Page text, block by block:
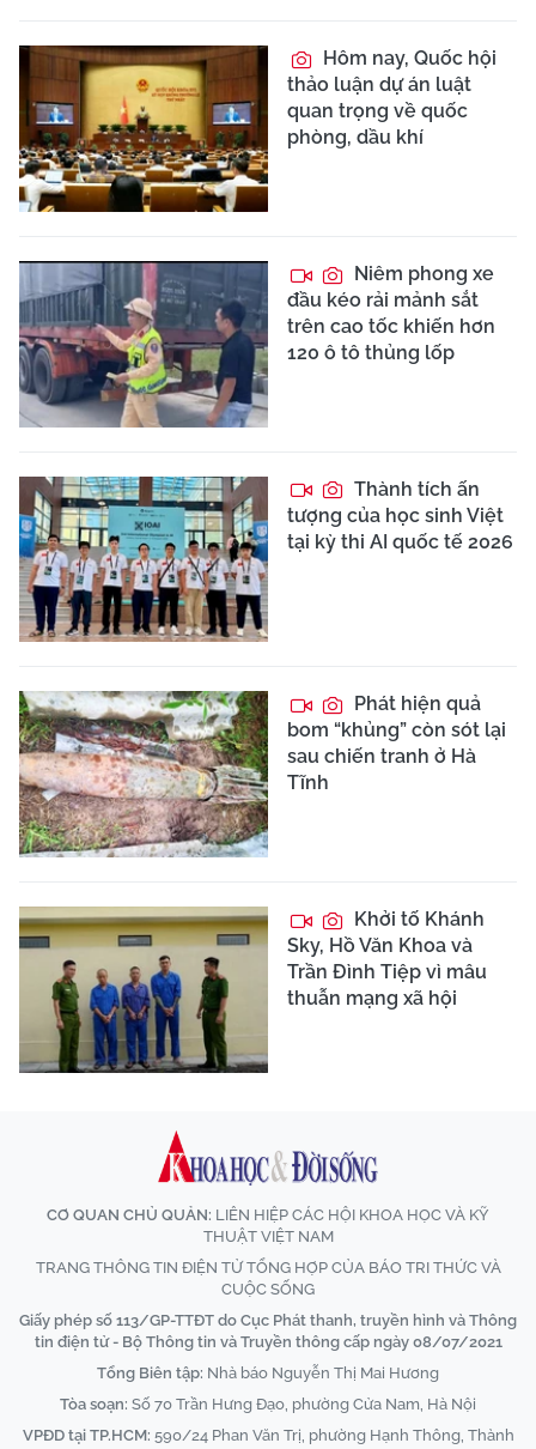
Hôm nay, Quốc hội
thảo luận dự án luật
quan trọng về quốc
phòng, dầu khí
Niêm phong xe
đầu kéo rải mảnh sắt
trên cao tốc khiến hơn
120 ô tô thủng lốp
Thành tích ấn
tượng của học sinh Việt
tại kỳ thi AI quốc tế 2026
Phát hiện quả
bom “khủng” còn sót lại
sau chiến tranh ở Hà
Tĩnh
Khởi tố Khánh
Sky, Hồ Văn Khoa và
Trần Đình Tiệp vì mâu
thuẫn mạng xã hội
CƠ QUAN CHỦ QUẢN: LIÊN HIỆP CÁC HỘI KHOA HỌC VÀ KỸ
THUẬT VIỆT NAM
TRANG THÔNG TIN ĐIỆN TỬ TỔNG HỢP CỦA BÁO TRI THỨC VÀ
CUỘC SỐNG
Giấy phép số 113/GP-TTĐT do Cục Phát thanh, truyền hình và Thông
tin điện tử - Bộ Thông tin và Truyền thông cấp ngày 08/07/2021
Tổng Biên tập: Nhà báo Nguyễn Thị Mai Hương
Tòa soạn: Số 70 Trần Hưng Đạo, phường Cửa Nam, Hà Nội
VPĐD tại TP.HCM: 590/24 Phan Văn Trị, phường Hạnh Thông, Thành